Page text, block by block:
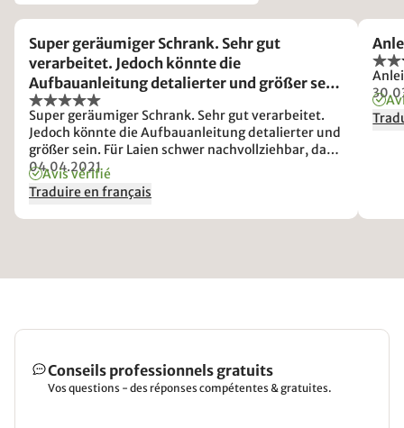
Super geräumiger Schrank. Sehr gut
verarbeitet. Jedoch könnte die
Aufbauanleitung detalierter und größer sein.
Für Laien schwer nachvollziehbar, da ist es
gut wenn man Handwerker zu Hause hat.
Zudem s
Super geräumiger Schrank. Sehr gut verarbeitet.
Jedoch könnte die Aufbauanleitung detalierter und
größer sein. Für Laien schwer nachvollziehbar, da
ist es gut wenn man Handwerker zu Hause hat.
Zudem sollte man mindestens mit zwei starken
Personen den Schrank aufbauen. Teile der
Aufbauanleitung waren auch nicht lesbar, da sie
04.04.2021
Avis vérifié
Traduire en français
Conseils professionnels gratuits
Vos questions - des réponses compétentes & gratuites.